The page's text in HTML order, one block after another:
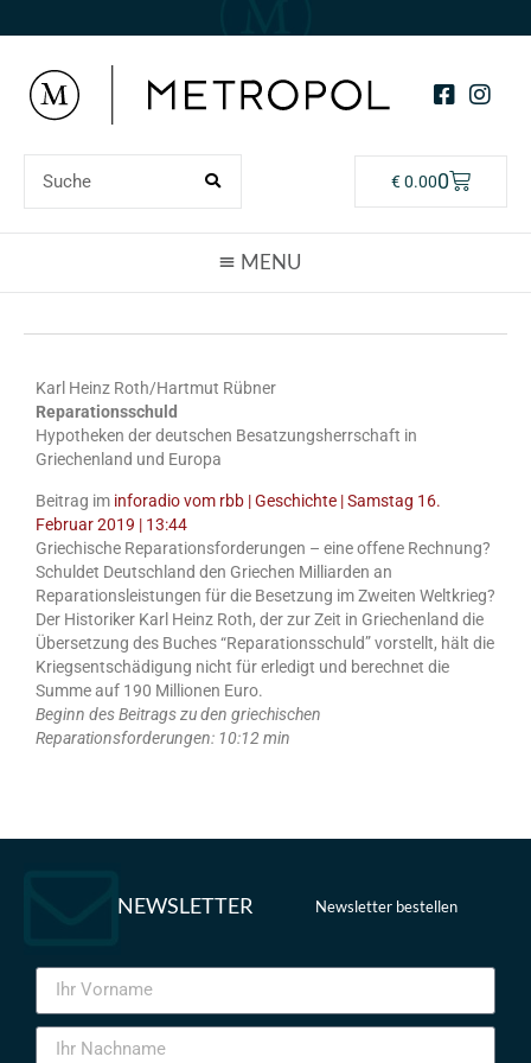
€0.000
Karl Heinz Roth/Hartmut Rübner
Reparationsschuld
Hypotheken der deutschen Besatzungsherrschaft in
Griechenland und Europa
Beitrag im inforadio vom rbb | Geschichte | Samstag 16.
Februar 2019 | 13:44
Griechische Reparationsforderungen – eine offene Rechnung?
Schuldet Deutschland den Griechen Milliarden an
Reparationsleistungen für die Besetzung im Zweiten Weltkrieg?
Der Historiker Karl Heinz Roth, der zur Zeit in Griechenland die
Übersetzung des Buches “Reparationsschuld” vorstellt, hält die
Kriegsentschädigung nicht für erledigt und berechnet die
Summe auf 190 Millionen Euro.
Beginn des Beitrags zu den griechischen
Reparationsforderungen: 10:12 min
NEWSLETTER Newsletter bestellen